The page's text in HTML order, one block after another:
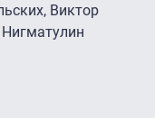
Виктор